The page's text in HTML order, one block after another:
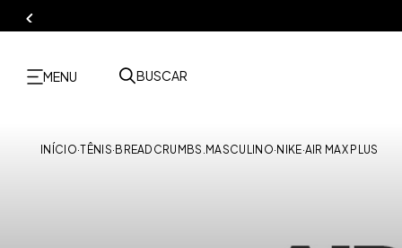
MENU BUSCAR
INÍCIO·TÊNIS· BREADCRUMBS.MASCULINO· NIKE·AIR MAX PLUS